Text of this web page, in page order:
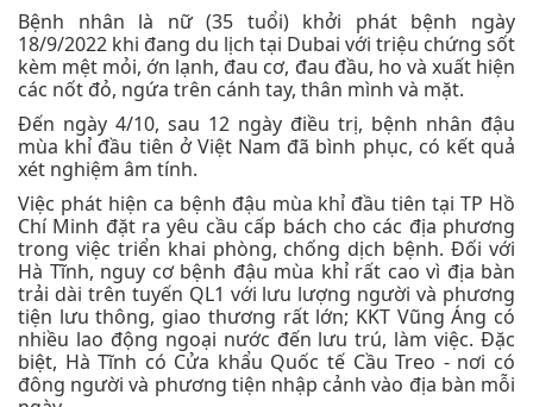
Bệnh nhân là nữ (35 tuổi) khởi phát bệnh ngày
18/9/2022 khi đang du lịch tại Dubai với triệu chứng sốt
kèm mệt mỏi, ớn lạnh, đau cơ, đau đầu, ho và xuất hiện
các nốt đỏ, ngứa trên cánh tay, thân mình và mặt.
Đến ngày 4/10, sau 12 ngày điều trị, bệnh nhân đậu
mùa khỉ đầu tiên ở Việt Nam đã bình phục, có kết quả
xét nghiệm âm tính.
Việc phát hiện ca bệnh đậu mùa khỉ đầu tiên tại TP Hồ
Chí Minh đặt ra yêu cầu cấp bách cho các địa phương
trong việc triển khai phòng, chống dịch bệnh. Đối với
Hà Tĩnh, nguy cơ bệnh đậu mùa khỉ rất cao vì địa bàn
trải dài trên tuyến QL1 với lưu lượng người và phương
tiện lưu thông, giao thương rất lớn; KKT Vũng Áng có
nhiều lao động ngoại nước đến lưu trú, làm việc. Đặc
biệt, Hà Tĩnh có Cửa khẩu Quốc tế Cầu Treo - nơi có
đông người và phương tiện nhập cảnh vào địa bàn mỗi